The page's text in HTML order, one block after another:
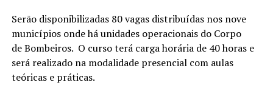
Serão disponibilizadas 80 vagas distribuídas nos nove
municípios onde há unidades operacionais do Corpo
de Bombeiros. O curso terá carga horária de 40 horas e
será realizado na modalidade presencial com aulas
teóricas e práticas.